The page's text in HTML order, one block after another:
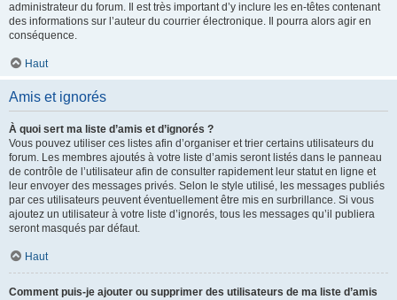
administrateur du forum. Il est très important d’y inclure les en-têtes contenant
des informations sur l’auteur du courrier électronique. Il pourra alors agir en
conséquence.
Haut
Amis et ignorés
À quoi sert ma liste d’amis et d’ignorés ?
Vous pouvez utiliser ces listes afin d’organiser et trier certains utilisateurs du
forum. Les membres ajoutés à votre liste d’amis seront listés dans le panneau
de contrôle de l’utilisateur afin de consulter rapidement leur statut en ligne et
leur envoyer des messages privés. Selon le style utilisé, les messages publiés
par ces utilisateurs peuvent éventuellement être mis en surbrillance. Si vous
ajoutez un utilisateur à votre liste d’ignorés, tous les messages qu’il publiera
seront masqués par défaut.
Haut
Comment puis-je ajouter ou supprimer des utilisateurs de ma liste d’amis